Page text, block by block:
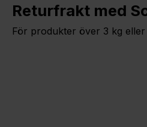
Returfrakt med
För produkter över 3 kg